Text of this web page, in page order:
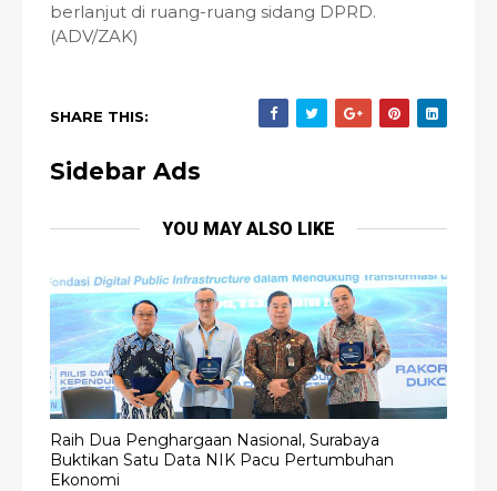
berlanjut di ruang-ruang sidang DPRD.
(ADV/ZAK)
SHARE THIS:
Sidebar Ads
YOU MAY ALSO LIKE
Raih Dua Penghargaan Nasional, Surabaya
Buktikan Satu Data NIK Pacu Pertumbuhan
Ekonomi